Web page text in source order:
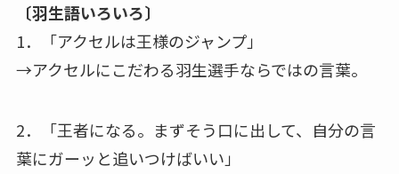
〔羽生語いろいろ〕
1．「アクセルは王様のジャンプ」
→アクセルにこだわる羽生選手ならではの言葉。
2．「王者になる。まずそう口に出して、自分の言
葉にガーッと追いつけばいい」